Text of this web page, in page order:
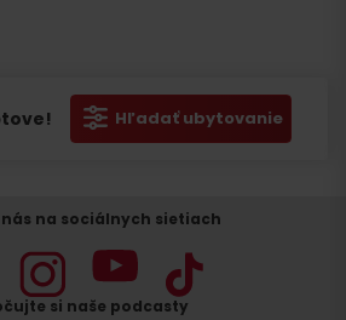
Hľadať ubytovanie
na sociálnych sietiach
si naše podcasty